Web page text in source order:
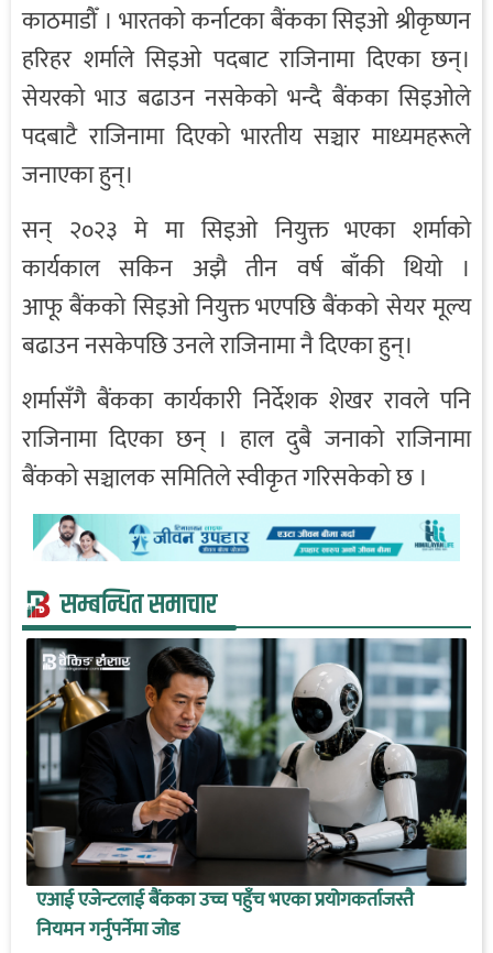
काठमाडौँ । भारतको कर्नाटकाबैंककासिइओश्रीकृष्णन
हरिहर शर्माले सिइओ पदबाट राजिनामा दिएका छन्।
सेयरको भाउ बढाउन नसकेको भन्दैबैंकका सिइओले
पदबाटै राजिनामा दिएको भारतीय सञ्चार माध्यमहरूले
जनाएका हुन्।
सन् २०२३ मे मा सिइओ नियुक्त भएका शर्माको
कार्यकाल सकिन अझै तीन वर्ष बाँकी थियो ।
आफूबैंककोसिइओ नियुक्त भएपछिबैंककोसेयर मूल्य
बढाउन नसकेपछि उनले राजिनामा नै दिएका हुन्।
शर्मासँगैबैंककाकार्यकारी निर्देशक शेखर रावले पनि
राजिनामा दिएका छन् । हालदुबै जनाको राजिनामा
बैंककोसञ्चालक समितिले स्वीकृत गरिसकेको छ ।
सम्बन्धित समाचार
एआई एजेन्टलाई बैंकका उच्च पहुँच भएका प्रयोगकर्ताजस्तै
नियमन गर्नुपर्नेमा जोड